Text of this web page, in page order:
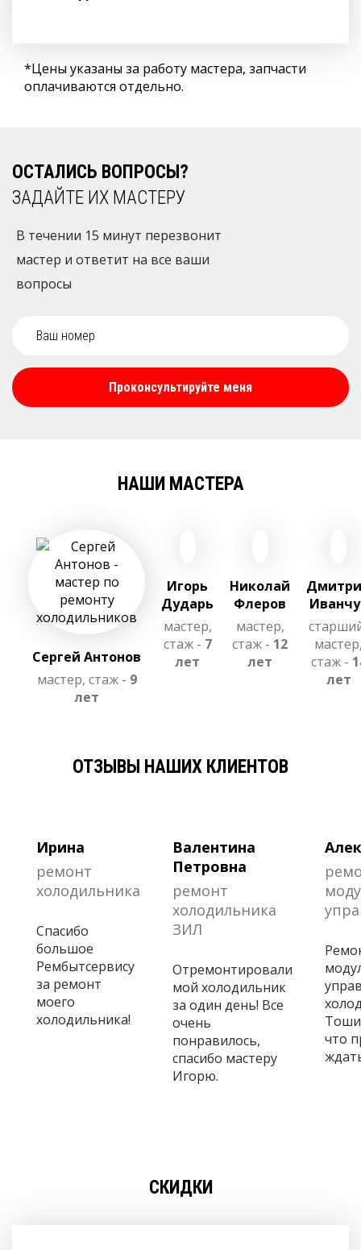
*Цены указаны за работу мастера, запчасти
оплачиваются отдельно.
ОСТАЛИСЬ ВОПРОСЫ?
ЗАДАЙТЕ ИХ МАСТЕРУ
В течении 15 минут перезвонит
мастер и ответит на все ваши
вопросы
Проконсультируйте меня
НАШИ МАСТЕРА
Сергей Антонов
мастер, стаж - 9
лет
Игорь
Дударь
мастер,
стаж - 7
лет
Николай
Флеров
мастер,
стаж - 12
лет
стаж -
лет
ОТЗЫВЫ НАШИХ КЛИЕНТОВ
Ирина
ремонт
холодильника
Спасибо
большое
Рембытсервису
за ремонт
моего
холодильника!
Валентина
Петровна
ремонт
холодильника
ЗИЛ
Отремонтировали
мой холодильник
за один день! Все
очень
понравилось,
спасибо мастеру
Игорю.
что
СКИДКИ